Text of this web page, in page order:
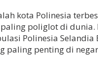
kota Polinesia
poliglot di
Polinesia
paling penting di